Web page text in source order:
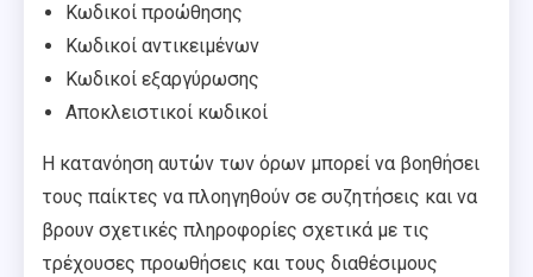
Κωδικοί προώθησης
Κωδικοί αντικειμένων
Κωδικοί εξαργύρωσης
Αποκλειστικοί κωδικοί
Η κατανόηση αυτών των όρων μπορεί να βοηθήσει
τους παίκτες να πλοηγηθούν σε συζητήσεις και να
βρουν σχετικές πληροφορίες σχετικά με τις
τρέχουσες προωθήσεις και τους διαθέσιμους